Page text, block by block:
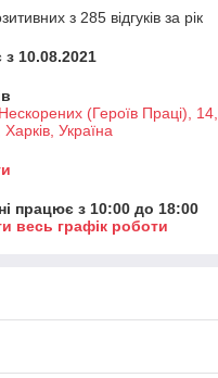
з 285 відгуків за рік
10.08.2021
(Героїв Праці),
Україна
працює з 10:00 до 18:00
весь графік роботи